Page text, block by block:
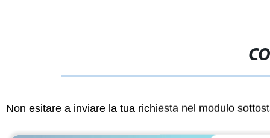
Non esitare a inviare la tua richiesta nel modulo